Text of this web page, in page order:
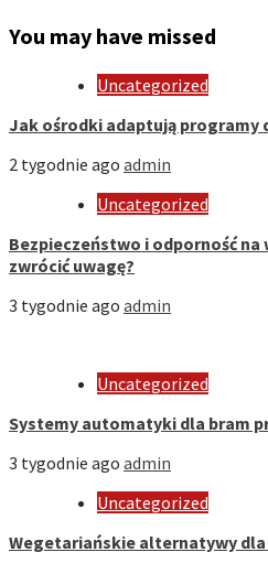
You may have missed
Uncategorized
Jak ośrodki adaptują programy
2 tygodnie ago admin
Uncategorized
Bezpieczeństwo i odporność
zwrócić uwagę?
3 tygodnie ago admin
Uncategorized
Systemy automatyki dla bram
3 tygodnie ago admin
Uncategorized
Wegetariańskie alternatywy